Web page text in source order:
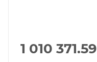
1 010 371.59